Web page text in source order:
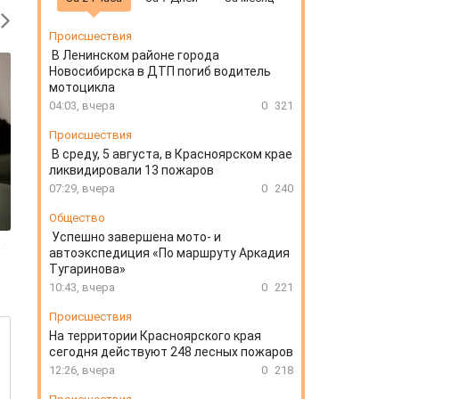
О проблемах судебной экспертизы и
дихлофосе в деле об отравлении
детей в Красной Сопке
Сергей Орловский
Происшествия
В Ленинском районе города
Новосибирска в ДТП погиб водитель
мотоцикла
04:03, вчера 0 321
Происшествия
В среду, 5 августа, в Красноярском крае
ликвидировали 13 пожаров
07:29, вчера 0 240
Общество
Успешно завершена мото- и
автоэкспедиция «По маршруту Аркадия
Тугаринова»
10:43, вчера 0 221
Происшествия
На территории Красноярского края
сегодня действуют 248 лесных пожаров
12:26, вчера 0 218